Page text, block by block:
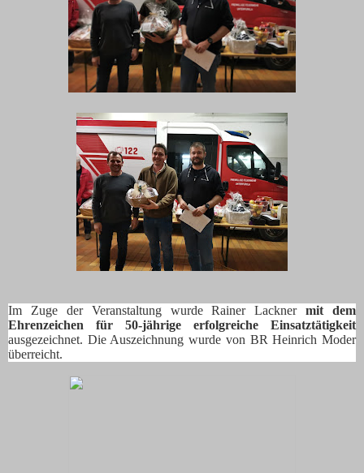
Im Zuge der Veranstaltung wurde Rainer Lacknermit dem
Ehrenzeichen für 50-jährige erfolgreiche Einsatztätigkeit
ausgezeichnet. Die Auszeichnung wurde von BR Heinrich Moder
überreicht.